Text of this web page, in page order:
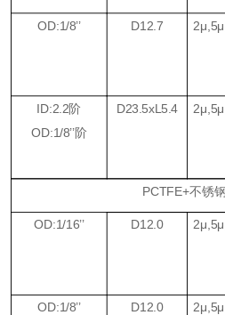
OD:1/8’’ D12.7 2μ ,5μ
ID:2.2阶
OD:1/8’’阶
D23.5xL5.4 2μ ,5μ
PCTFE+不锈钢
OD:1/16’’ D12.0 2μ ,5μ
OD:1/8’’ D12.0 2μ ,5μ